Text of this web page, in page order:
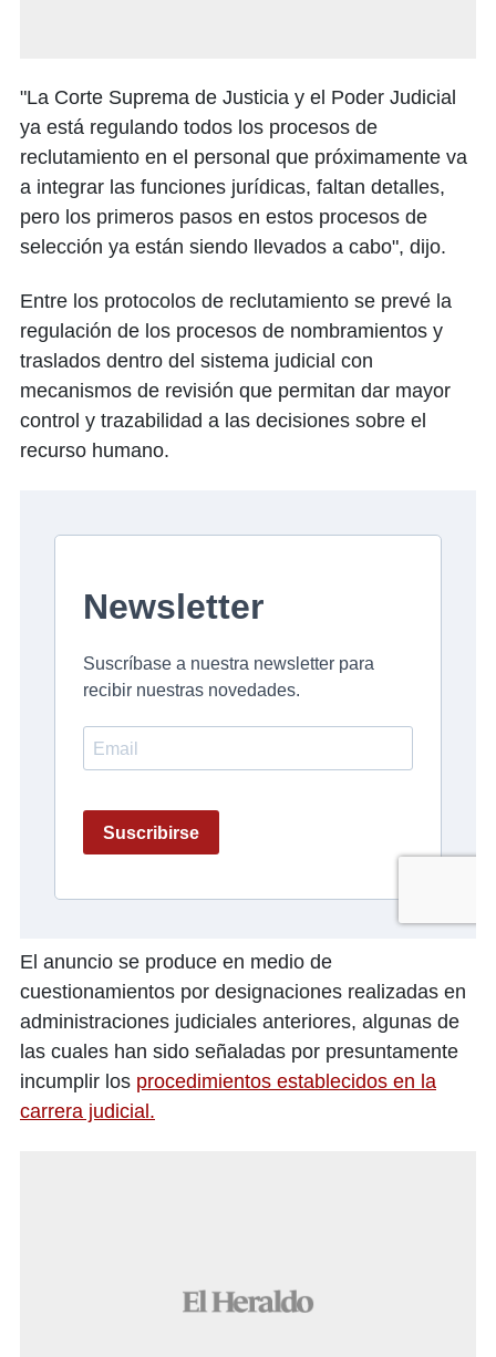
"La Corte Suprema de Justicia y el Poder Judicial
ya está regulando todos los procesos de
reclutamiento en el personal que próximamente va
a integrar las funciones jurídicas, faltan detalles,
pero los primeros pasos en estos procesos de
selección ya están siendo llevados a cabo", dijo.
Entre los protocolos de reclutamiento se prevé la
regulación de los procesos de nombramientos y
traslados dentro del sistema judicial con
mecanismos de revisión que permitan dar mayor
control y trazabilidad a las decisiones sobre el
recurso humano.
El anuncio se produce en medio de
cuestionamientos por designaciones realizadas en
administraciones judiciales anteriores, algunas de
las cuales han sido señaladas por presuntamente
incumplir los procedimientos establecidos en la
carrera judicial.